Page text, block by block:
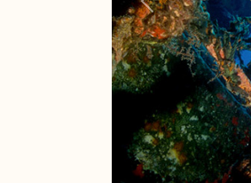
Pr�c�dent